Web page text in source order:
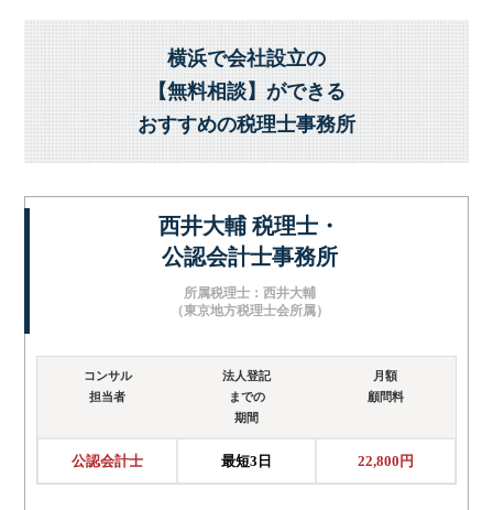
横浜で会社設立の
【無料相談】ができる
おすすめの税理士事務所
西井大輔 税理士・
公認会計士事務所
所属税理士：西井大輔
（東京地方税理士会所属）
コンサル
担当者
法人登記
までの
期間
月額
顧問料
公認会計士 最短3日 22,800円